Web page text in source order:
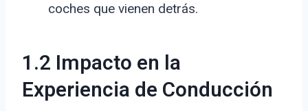
coches que vienen detrás.
1.2 Impacto en la
Experiencia de Conducción